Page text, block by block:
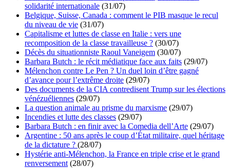
solidarité internationale (31/07)
Belgique, Suisse, Canada : comment le PIB masque le recul
du niveau de vie (31/07)
Capitalisme et luttes de classe en Italie : vers une
recomposition de la classe travailleuse ? (30/07)
Décès du situationniste Raoul Vaneigem (30/07)
Barbara Butch : le récit médiatique face aux faits (29/07)
Mélenchon contre Le Pen ? Un duel loin d’être gagné
d’avance pour l’extrême droite (29/07)
Des documents de la CIA contredisent Trump sur les élections
vénézuéliennes (29/07)
La question animale au prisme du marxisme (29/07)
Incendies et lutte des classes (29/07)
Barbara Butch : en finir avec la Comedia dell’Arte (29/07)
Argentine : 50 ans après le coup d’État militaire, quel héritage
de la dictature ? (28/07)
Hystérie anti-Mélenchon, la France en triple crise et le grand
renversement (28/07)